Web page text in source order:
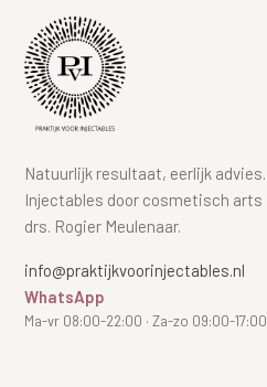
Natuurlijk resultaat, eerlijk advies.
Injectables door cosmetisch arts
drs. Rogier Meulenaar.
info@praktijkvoorinjectables.nl
WhatsApp
Ma-vr 08:00-22:00 · Za-zo 09:00-17:00